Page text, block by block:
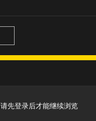
请先登录后才能继续浏览